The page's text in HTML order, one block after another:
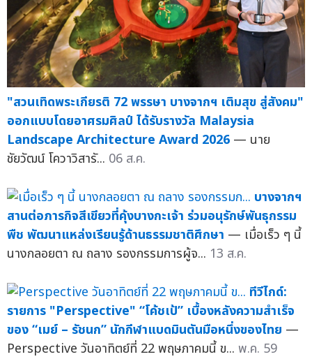
"สวนเทิดพระเกียรติ 72 พรรษา บางจากฯ เติมสุข สู่สังคม"
ออกแบบโดยอาศรมศิลป์ ได้รับรางวัล Malaysia
Landscape Architecture Award 2026 — นาย
ชัยวัฒน์ โควาวิสารั... 06 ส.ค.
บางจากฯ
สานต่อภารกิจสีเขียวที่คุ้งบางกะเจ้า ร่วมอนุรักษ์พันธุกรรม
พืช พัฒนาแหล่งเรียนรู้ด้านธรรมชาติศึกษา — เมื่อเร็ว ๆ นี้
นางกลอยตา ณ ถลาง รองกรรมการผู้จ... 13 ส.ค.
ทีวีไกด์:
รายการ "Perspective" “โค้ชเป้” เบื้องหลังความสำเร็จ
ของ “เมย์ – รัชนก” นักกีฬาแบดมินตันมือหนึ่งของไทย —
Perspective วันอาทิตย์ที่ 22 พฤษภาคมนี้ ข... พ.ค. 59